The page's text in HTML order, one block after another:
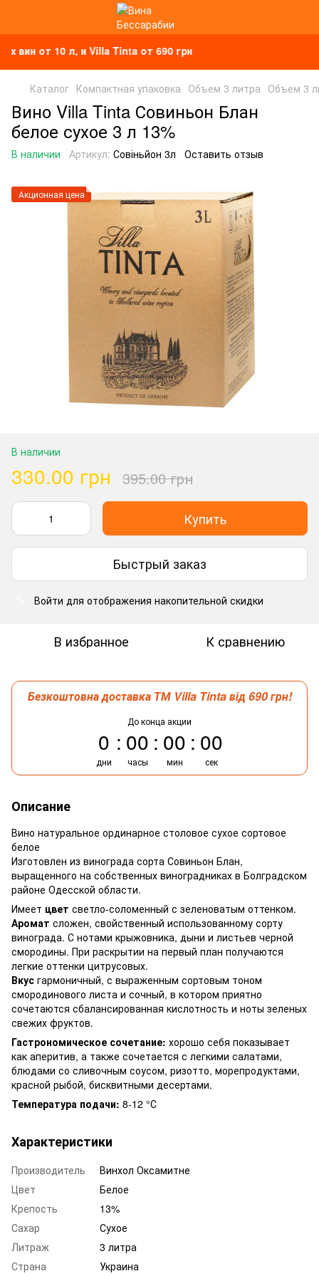
от 10 л, и Villa Tinta от 690 грн
Каталог Компактная упаковка Объем 3 литра Объем 3
Вино Villa Tinta Совиньон Блан
белое сухое 3 л 13%
В наличии Артикул: Совіньйон 3л Оставить отзыв
Акционная цена
В наличии
330.00 грн 395.00 грн
Купить
Быстрый заказ
Войти для отображения накопительной скидки
В избранное К сравнению
Безкоштовна доставка ТМ Villa Tinta від 690 грн!
До конца акции
0
дни
00
часы
00
мин
00
сек
Описание
Вино натуральное ординарное столовое сухое сортовое
белое
Изготовлен из винограда сорта Совиньон Блан,
выращенного на собственных виноградниках в Болградском
районе Одесской области.
Имеет цвет светло-соломенный с зеленоватым оттенком.
Аромат сложен, свойственный использованному сорту
винограда. С нотами крыжовника, дыни и листьев черной
смородины. При раскрытии на первый план получаются
легкие оттенки цитрусовых.
Вкус гармоничный, с выраженным сортовым тоном
смородинового листа и сочный, в котором приятно
сочетаются сбалансированная кислотность и ноты зеленых
свежих фруктов.
Гастрономическое сочетание: хорошо себя показывает
как аперитив, а также сочетается с легкими салатами,
блюдами со сливочным соусом, ризотто, морепродуктами,
красной рыбой, бисквитными десертами.
Температура подачи: 8-12 °С
Характеристики
Производитель
Винхол Оксамитне
Цвет
Белое
Крепость
13%
Сахар
Сухое
Литраж
3 литра
Страна
Украина